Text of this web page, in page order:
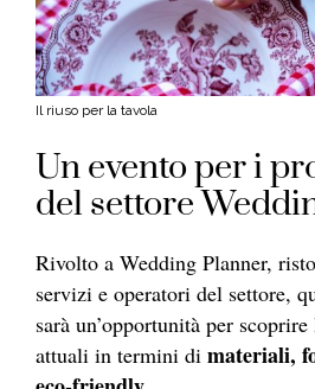
Il riuso per la tavola
Un evento per i
del settore
Rivolto a Wedding Planner,
servizi e operatori del settore,
sarà un’opportunità per
attuali in termini di materiali,